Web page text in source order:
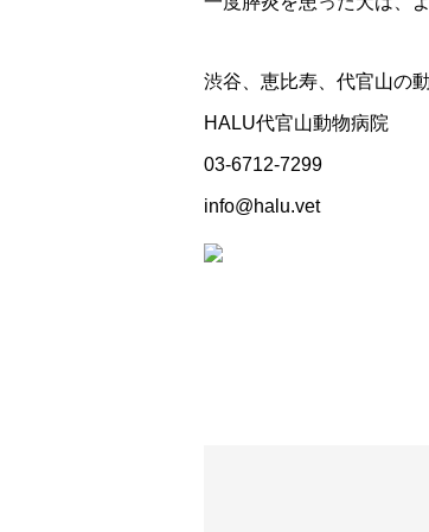
渋谷、恵比寿、代官山の
HALU代官山動物病院
03-6712-7299
info@halu.vet